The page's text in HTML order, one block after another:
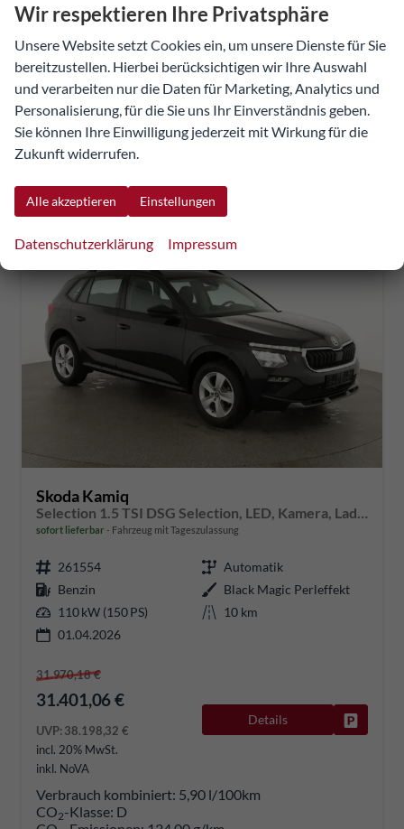
31.341,29 €
incl. 20% MwSt.
Details
Verbrauch kombiniert:5,90 l/100km
CO 2-Klasse:D
Skoda Kamiq
Selection 1.5 TSI DSG Selection, LED, Kamera, Ladeboden, Winter, 16-Zoll
sofort lieferbar Fahrzeug mit Tageszulassung
261554
Automatik
Benzin
Black Magic Perleffekt
110 kW (150 PS)
10 km
01.04.2026
31.970,18 €
31.401,06 €
UVP:38.198,32 €
incl. 20% MwSt.
inkl. NoVA
Details
Verbrauch kombiniert: 5,90 l/100km
CO2-Klasse: D
Wir respektieren Ihre Privatsphäre
Unsere Website setzt Cookies ein, um unsere Dienste für Sie
bereitzustellen. Hierbei berücksichtigen wir Ihre Auswahl
und verarbeiten nur die Daten für Marketing, Analytics und
Personalisierung, für die Sie uns Ihr Einverständnis geben.
Sie können Ihre Einwilligung jederzeit mit Wirkung für die
Zukunft widerrufen.
Alle akzeptieren Einstellungen
Datenschutzerklärung Impressum